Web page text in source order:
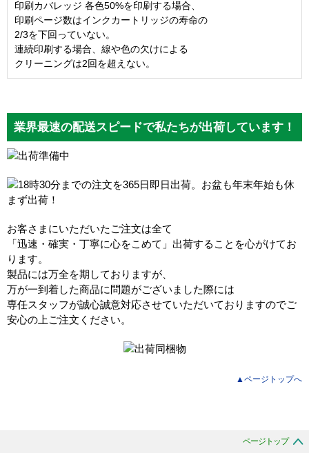
印刷カバレッジ 各色50%を印刷する場合、
印刷ページ数はインクカートリッジの寿命の
2/3を下回っていない。
連続印刷する場合、線や色の欠けによる
クリーニングは2回を超えない。
業界最速の配送スピードで私たちが出荷しています！
お客さまにいただいたご注文は全て
「迅速・確実・丁寧に心をこめて」出荷することを心がけてお
ります。
製品には万全を期しておりますが、
万が一到着した商品に問題がございました際には
専任スタッフが誠心誠意対応させていただいておりますのでご
安心の上ご注文ください。
▲ページトップへ
ページトップ